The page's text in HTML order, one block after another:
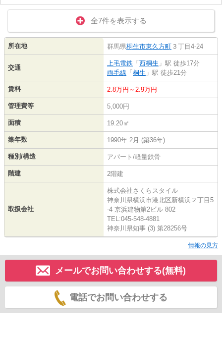
全7件を表示する
所在地 群馬県桐生市東久方町 ３丁目4-24
交通
上毛電鉄 「 西桐生 」駅 徒歩17分
両毛線 「 桐生 」駅 徒歩21分
賃料 2.8万円～2.9万円
管理費等 5,000円
面積 19.20㎡
築年数 1990年 2月 (築36年)
種別/構造 アパート/軽量鉄骨
階建 2階建
取扱会社
株式会社さくらスタイル
神奈川県横浜市港北区新横浜２丁目5
-4 京浜建物第2ビル 802
TEL:045-548-4881
神奈川県知事 (3) 第28256号
情報の見方
メールでお問い合わせする(無料)
電話でお問い合わせする